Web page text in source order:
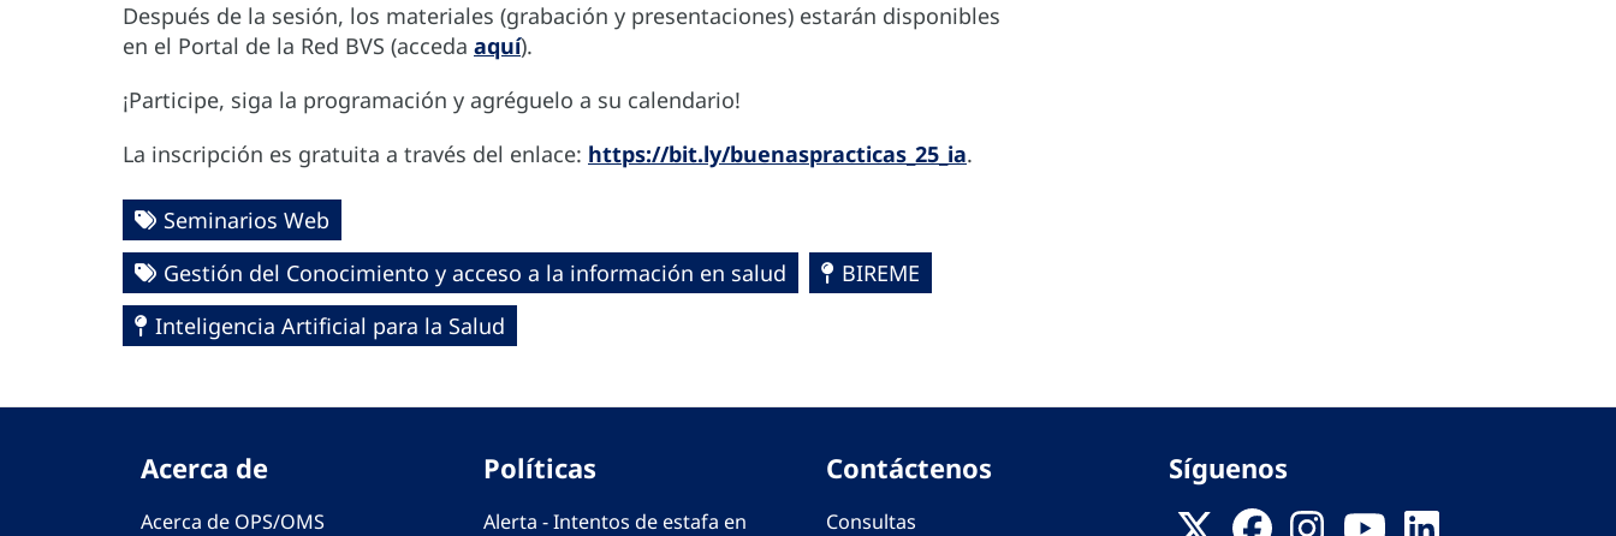
Después de la sesión, los materiales (grabación y presentaciones) estarán disponibles
en el Portal de la Red BVS (acceda aquí).
¡Participe, siga la programación y agréguelo a su calendario!
La inscripción es gratuita a través del enlace: https://bit.ly/buenaspracticas_25_ia.
Seminarios Web
Gestión del Conocimiento y acceso a la información en salud
BIREME
Inteligencia Artificial para la Salud
Acerca de
Acerca de OPS/OMS
Políticas
Alerta - Intentos de estafa en
Contáctenos
Consultas
Síguenos